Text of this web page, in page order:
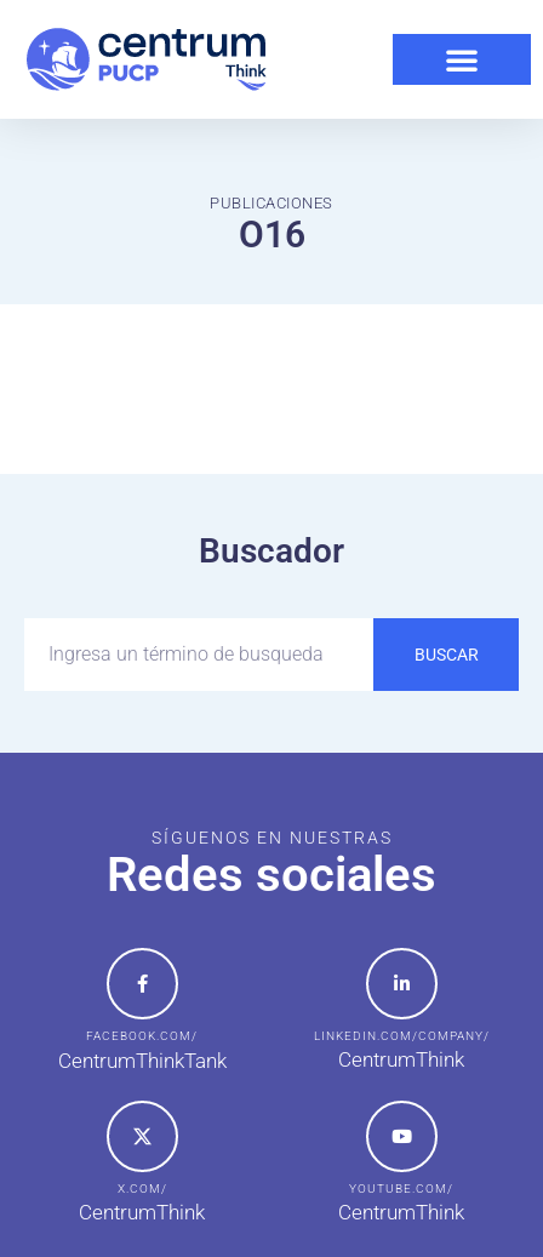
PUBLICACIONES
O16
Buscador
BUSCAR
SÍGUENOS EN NUESTRAS
Redes sociales
FACEBOOK.COM/
CentrumThinkTank
LINKEDIN.COM/COMPANY/
CentrumThink
X.COM/
CentrumThink
YOUTUBE.COM/
CentrumThink